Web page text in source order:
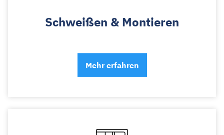
Schweißen & Montieren
Mehr erfahren